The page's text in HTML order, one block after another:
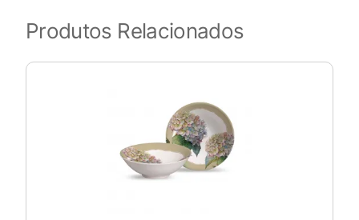
Produtos Relacionados